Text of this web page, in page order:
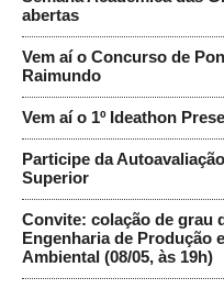
abertas
Vem aí o Concurso de
Raimundo
Vem aí o 1º Ideathon
Participe da
Superior
Convite: colação de grau
Engenharia de Produção
Ambiental (08/05, às 19h)